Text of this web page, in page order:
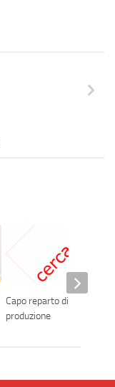
Capo reparto di
produzione